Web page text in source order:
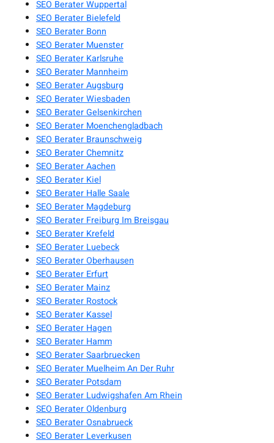
SEO Berater Wuppertal
SEO Berater Bielefeld
SEO Berater Bonn
SEO Berater Muenster
SEO Berater Karlsruhe
SEO Berater Mannheim
SEO Berater Augsburg
SEO Berater Wiesbaden
SEO Berater Gelsenkirchen
SEO Berater Moenchengladbach
SEO Berater Braunschweig
SEO Berater Chemnitz
SEO Berater Aachen
SEO Berater Kiel
SEO Berater Halle Saale
SEO Berater Magdeburg
SEO Berater Freiburg Im Breisgau
SEO Berater Krefeld
SEO Berater Luebeck
SEO Berater Oberhausen
SEO Berater Erfurt
SEO Berater Mainz
SEO Berater Rostock
SEO Berater Kassel
SEO Berater Hagen
SEO Berater Hamm
SEO Berater Saarbruecken
SEO Berater Muelheim An Der Ruhr
SEO Berater Potsdam
SEO Berater Ludwigshafen Am Rhein
SEO Berater Oldenburg
SEO Berater Osnabrueck
SEO Berater Leverkusen